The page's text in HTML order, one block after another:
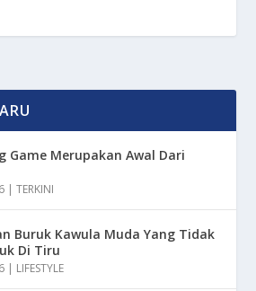
Game Merupakan Awal Dari
|TERKINI
Buruk Kawula Muda Yang Tidak
Di Tiru
| LIFESTYLE